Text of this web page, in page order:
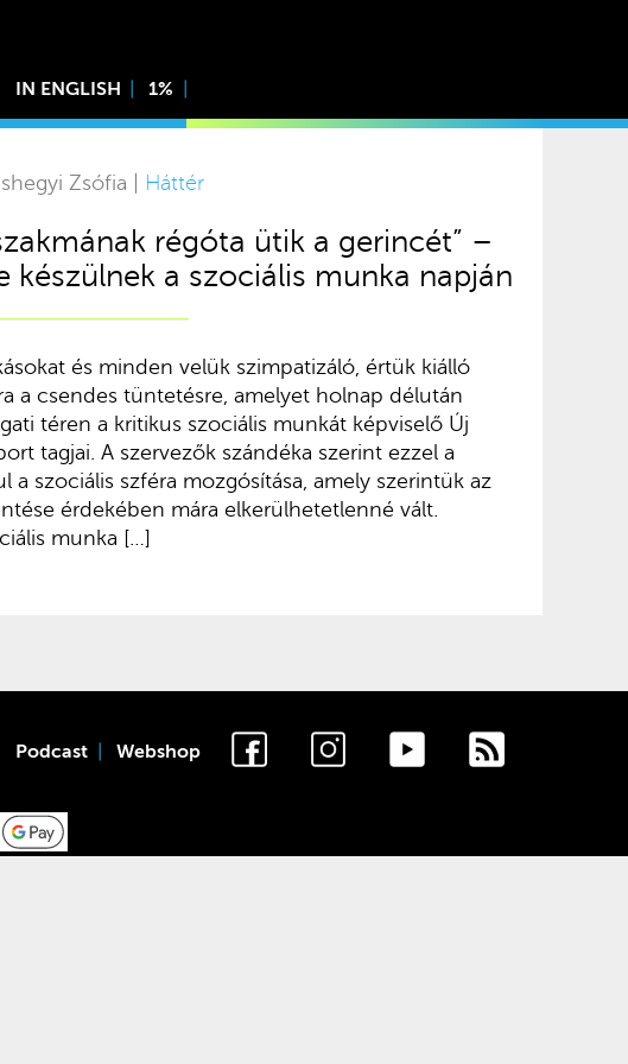
IN ENGLISH 1%
Zsófia | Háttér
régóta ütik a gerincét” –
készülnek a szociális munka napján
és minden velük szimpatizáló, értük kiálló
a csendes tüntetésre, amelyet holnap délután
téren a kritikus szociális munkát képviselő Új
tagjai. A szervezők szándéka szerint ezzel a
a szociális szféra mozgósítása, amely szerintük az
érdekében mára elkerülhetetlenné vált.
munka […]
Podcast Webshop